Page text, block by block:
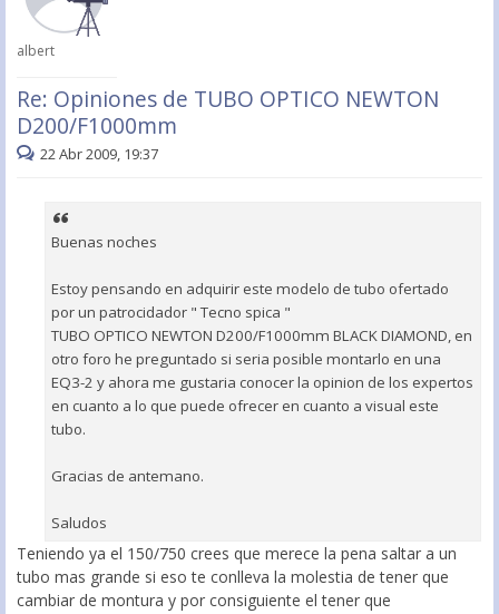
albert
Re: Opiniones de TUBO OPTICO NEWTON
D200/F1000mm
22 Abr 2009, 19:37
Buenas noches
Estoy pensando en adquirir este modelo de tubo ofertado
por un patrocidador " Tecno spica "
TUBO OPTICO NEWTON D200/F1000mm BLACK DIAMOND, en
otro foro he preguntado si seria posible montarlo en una
EQ3-2 y ahora me gustaria conocer la opinion de los expertos
en cuanto a lo que puede ofrecer en cuanto a visual este
tubo.
Gracias de antemano.
Saludos
Teniendo ya el 150/750 crees que merece la pena saltar a un
tubo mas grande si eso te conlleva la molestia de tener que
cambiar de montura y por consiguiente el tener que